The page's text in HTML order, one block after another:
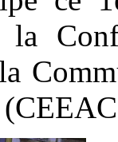
la